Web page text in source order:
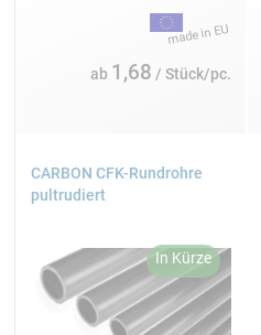
ab 1,68 / Stück/pc.
CARBON CFK-Rundrohre
pultrudiert